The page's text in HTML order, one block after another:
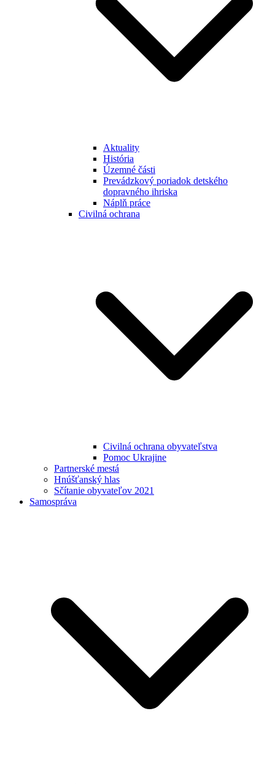
Aktuality
História
Územné části
Prevádzkový poriadok detského
dopravného ihriska
Náplň práce
Civilná ochrana
Civilná ochrana obyvateľstva
Pomoc Ukrajine
Partnerské mestá
Hnúšťanský hlas
Sčítanie obyvateľov 2021
Samospráva